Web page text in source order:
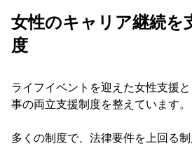
女性のキャリア継続を
度
ライフイベントを迎えた女性支援
事の両立支援制度を整えています。
多くの制度で、法律要件を上回る